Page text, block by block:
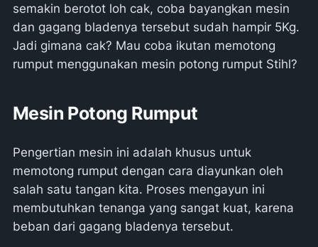
semakin berotot loh cak, coba bayangkan mesin
dan gagang bladenya tersebut sudah hampir 5Kg.
Jadi gimana cak? Mau coba ikutan memotong
rumput menggunakan mesin potong rumput Stihl?
Mesin Potong Rumput
Pengertian mesin ini adalah khusus untuk
memotong rumput dengan cara diayunkan oleh
salah satu tangan kita. Proses mengayun ini
membutuhkan tenanga yang sangat kuat, karena
beban dari gagang bladenya tersebut.